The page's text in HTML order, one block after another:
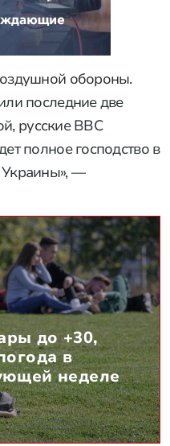
обороны.
последние две
русские ВВС
полное господство в
Украины», —
до +30,
в
неделе